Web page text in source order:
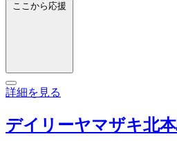
ここから応援
詳細を見る
デイリーヤマザキ北